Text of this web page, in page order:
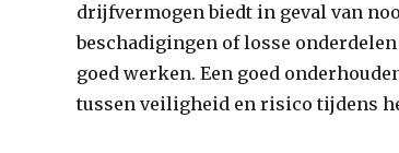
drijfvermogen biedt in geval van
beschadigingen of losse
goed werken. Een goed
tussen veiligheid en risico tijdens